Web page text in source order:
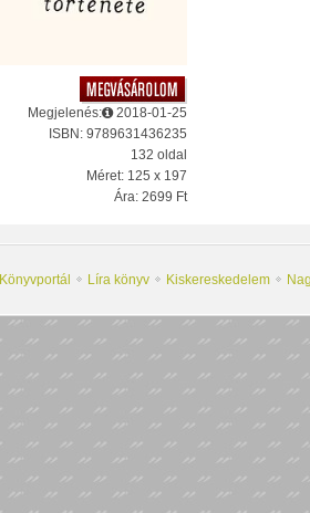
Megjelenés:
2018-01-25
ISBN: 9789631436235
132 oldal
Méret: 125 x 197
Ára: 2699 Ft
Könyvportál Líra könyv Kiskereskedelem